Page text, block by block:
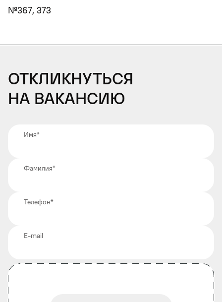
№367, 373
Откликнуться
на вакансию
Имя*
Фамилия*
Телефон*
E-mail